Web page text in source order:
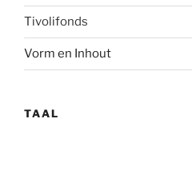
Tivolifonds
Vorm en Inhout
TAAL